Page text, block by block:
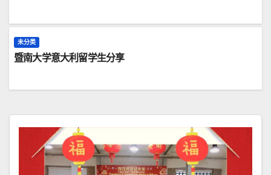
未分类
暨南大学意大利留学生分享